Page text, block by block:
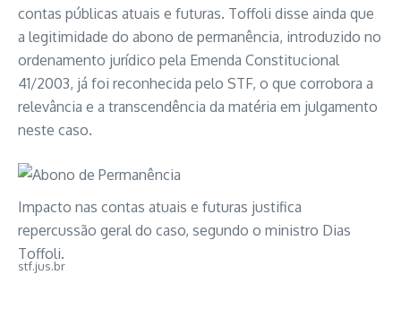
contas públicas atuais e futuras. Toffoli disse ainda que
a legitimidade do abono de permanência, introduzido no
ordenamento jurídico pela Emenda Constitucional
41/2003, já foi reconhecida pelo STF, o que corrobora a
relevância e a transcendência da matéria em julgamento
neste caso.
Impacto nas contas atuais e futuras justifica
repercussão geral do caso, segundo o ministro Dias
Toffoli.
stf.jus.br